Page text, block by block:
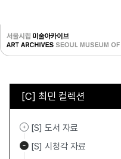
[C] 최민 컬렉션
[S] 도서 자료
[S] 시청각 자료